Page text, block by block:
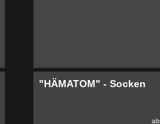
"HÄMATOM" - Socken
ab